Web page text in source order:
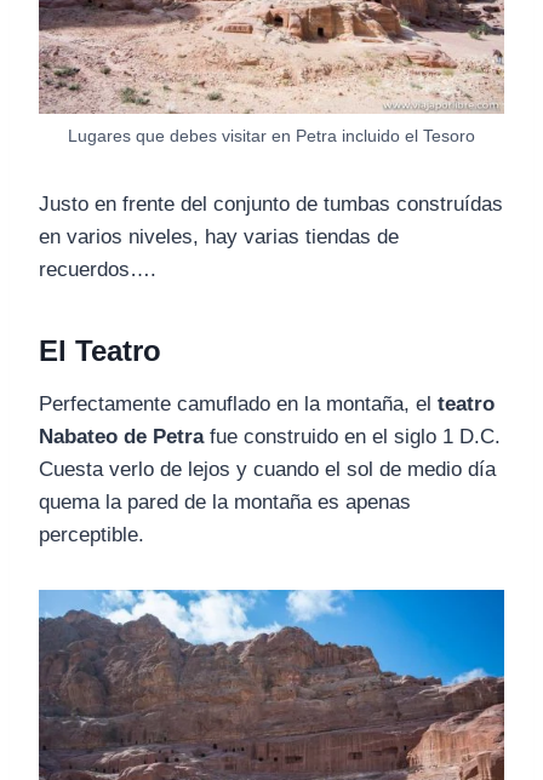
Lugares que debes visitar en Petra incluido el Tesoro
Justo en frente del conjunto de tumbas construídas
en varios niveles, hay varias tiendas de
recuerdos….
El Teatro
Perfectamente camuflado en la montaña, el teatro
Nabateo de Petrafue construido en el siglo 1 D.C.
Cuesta verlo de lejos y cuando el sol de medio día
quema la pared de la montaña es apenas
perceptible.